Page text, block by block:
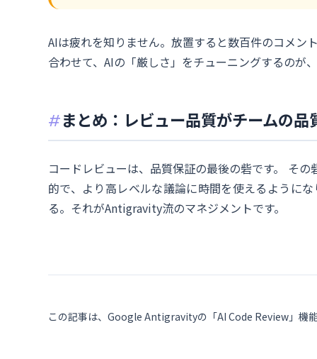
AIは疲れを知りません。放置すると数百件のコメン
合わせて、AIの「厳しさ」をチューニングするのが
まとめ：レビュー品質がチームの品
コードレビューは、品質保証の最後の砦です。 そ
的で、より高レベルな議論に時間を使えるように
る。それがAntigravity流のマネジメントです。
この記事は、Google Antigravityの「AI Code Review」機